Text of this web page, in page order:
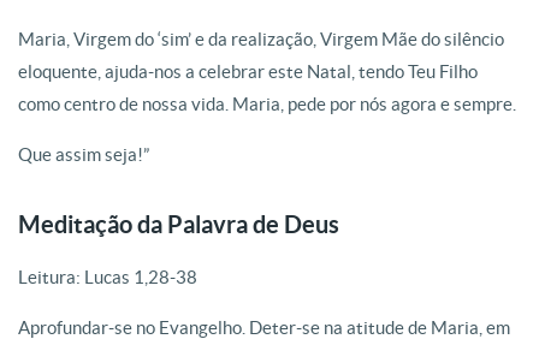
Maria, Virgem do ‘sim’ e da realização, Virgem Mãe do silêncio
eloquente, ajuda-nos a celebrar este Natal, tendo Teu Filho
como centro de nossa vida. Maria, pede por nós agora e sempre.
Que assim seja!”
Meditação da Palavra de Deus
Leitura: Lucas 1,28-38
Aprofundar-se no Evangelho. Deter-se na atitude de Maria, em